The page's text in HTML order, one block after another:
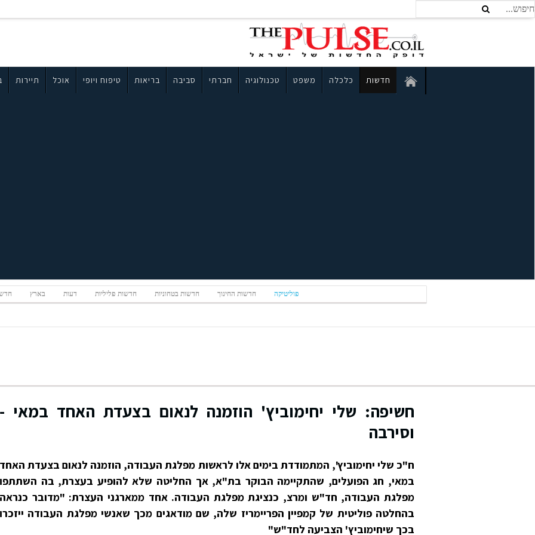
חדשות כלכלה משפט טכנולוגיה חברתי סביבה בריאות טיפוח ויופי אוכל תיירות
פוליטיקה חדשות החינוך חדשות בטחוניות חדשות פליליות דעות בארץ
חשיפה: שלי יחימוביץ' הוזמנה לנאום בצעדת האחד במאי -
וסירבה
ח"כ שלי יחימוביץ', המתמודדת בימים אלו לראשות מפלגת העבודה, הוזמנה לנאום בצעדת האחד
במאי, חג הפועלים, שהתקיימה הבוקר בת"א, אך החליטה שלא להופיע בעצרת, בה השתתפו
מפלגת העבודה, חד"ש ומרצ, כנציגת מפלגת העבודה. אחד ממארגני העצרת: "מדובר כנראה
בהחלטה פוליטית של קמפיין הפריימריז שלה, שם מודאגים מכך שאנשי מפלגת העבודה ייזכרו
בכך שיחימוביץ' הצביעה לחד"ש"